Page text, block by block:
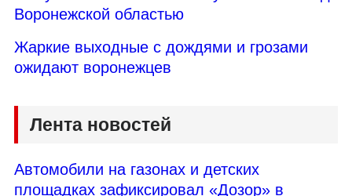
Воронежской областью
Жаркие выходные с дождями и грозами
ожидают воронежцев
Лента новостей
Автомобили на газонах и детских
площадках зафиксировал «Дозор» в